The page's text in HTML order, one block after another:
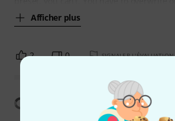
Afficher plus
2 0 SIGNALER L'ÉVALUATION
Afficher la traduction